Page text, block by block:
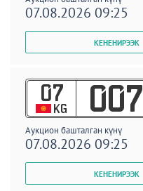
07.08.2026 09:25
07
KG 007
Аукцион башталган күнү
07.08.2026 09:25